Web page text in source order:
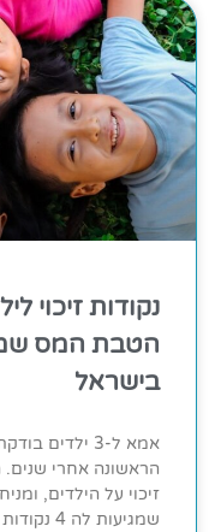
נקודות זיכוי
הטבת המס
בישראל
אמא ל-3
זיכוי על הילדים,